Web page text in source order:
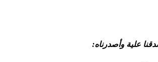
علية وأصدرناه: